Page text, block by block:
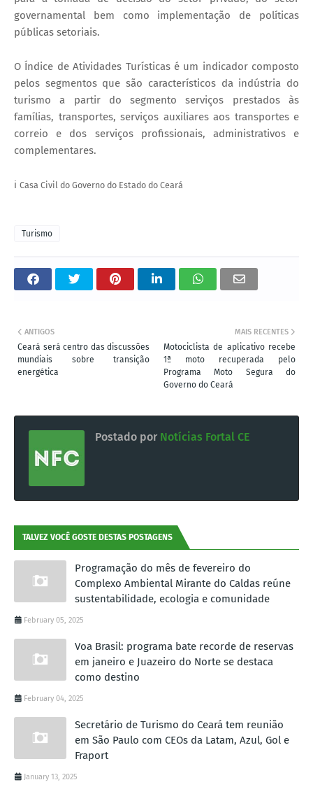
governamental bem como implementação de políticas
públicas setoriais.
O Índice de Atividades Turísticas é um indicador composto
pelos segmentos que são característicos da indústria do
turismo a partir do segmento serviços prestados às
famílias, transportes, serviços auxiliares aos transportes e
correio e dos serviços profissionais, administrativos e
complementares.
ℹ️ Casa Civil do Governo do Estado do Ceará
Turismo
MAIS RECENTES
Motociclista de aplicativo recebe
1ª moto recuperada pelo
Programa Moto Segura do
Governo do Ceará
ANTIGOS
Ceará será centro das discussões
mundiais sobre transição
energética
Postado por Notícias Fortal CE
TALVEZ VOCÊ GOSTE DESTAS POSTAGENS
Programação do mês de fevereiro do
Complexo Ambiental Mirante do Caldas reúne
sustentabilidade, ecologia e comunidade
February 05, 2025
Voa Brasil: programa bate recorde de reservas
em janeiro e Juazeiro do Norte se destaca
como destino
February 04, 2025
Secretário de Turismo do Ceará tem reunião
em São Paulo com CEOs da Latam, Azul, Gol e
Fraport
January 13, 2025